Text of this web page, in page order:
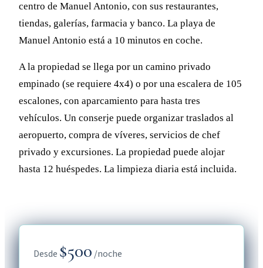
centro de Manuel Antonio, con sus restaurantes,
tiendas, galerías, farmacia y banco. La playa de
Manuel Antonio está a 10 minutos en coche.
A la propiedad se llega por un camino privado
empinado (se requiere 4x4) o por una escalera de 105
escalones, con aparcamiento para hasta tres
vehículos. Un conserje puede organizar traslados al
aeropuerto, compra de víveres, servicios de chef
privado y excursiones. La propiedad puede alojar
hasta 12 huéspedes. La limpieza diaria está incluida.
Desde $500 /noche